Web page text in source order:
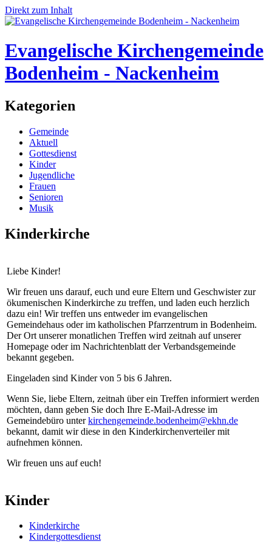
Direkt zum Inhalt
Evangelische Kirchengemeinde
Bodenheim - Nackenheim
Kategorien
Gemeinde
Aktuell
Gottesdienst
Kinder
Jugendliche
Frauen
Senioren
Musik
Kinderkirche
Liebe Kinder!
Wir freuen uns darauf, euch und eure Eltern und Geschwister zur
ökumenischen Kinderkirche zu treffen, und laden euch herzlich
dazu ein! Wir treffen uns entweder im evangelischen
Gemeindehaus oder im katholischen Pfarrzentrum in Bodenheim.
Der Ort unserer monatlichen Treffen wird zeitnah auf unserer
Homepage oder im Nachrichtenblatt der Verbandsgemeinde
bekannt gegeben.
Eingeladen sind Kinder von 5 bis 6 Jahren.
Wenn Sie, liebe Eltern, zeitnah über ein Treffen informiert werden
möchten, dann geben Sie doch Ihre E-Mail-Adresse im
Gemeindebüro unterkirchengemeinde.bodenheim@ekhn.de
bekannt, damit wir diese in den Kinderkirchenverteiler mit
aufnehmen können.
Wir freuen uns auf euch!
Kinder
Kinderkirche
Kindergottesdienst